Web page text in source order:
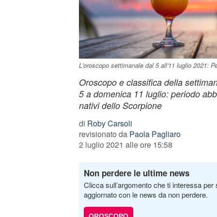
L'oroscopo settimanale dal 5 all'11 luglio 2021:
Oroscopo e classifica della
5 a domenica 11 luglio: periodo
nativi dello Scorpione
di Roby Carsoli
revisionato da Paola Pagliaro
2 luglio 2021 alle ore 15:58
Non perdere le ultime news
Clicca sull’argomento che ti interessa
aggiornato con le news da non perdere.